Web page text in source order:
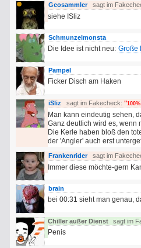
Geosammler sagt im
siehe ISliz
Schmunzelmonsta
Die Idee ist nicht neu: Große
Pampel
Ficker Disch am Haken
iSliz sagt im Fakecheck: "100%
Man kann eindeutig sehen,
Ganz deutlich wird es, wenn
Die Kerle haben bloß den
der 'Angler' auch erst
Frankenrider sagt im
Immer diese möchte-gern
brain
bei 00:31 sieht man genau,
Chiller außer Dienst sagt im
Penis